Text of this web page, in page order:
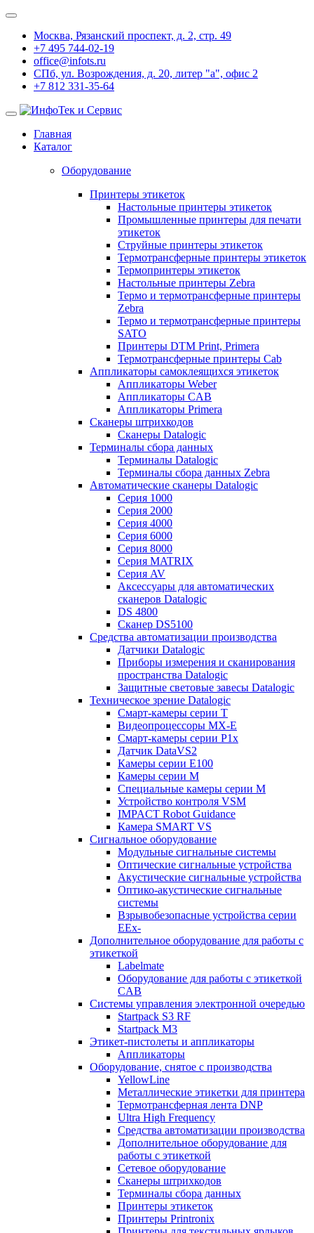
Москва, Рязанский проспект, д. 2, стр. 49
+7 495 744-02-19
office@infots.ru
СПб, ул. Возрождения, д. 20, литер "a", офис 2
+7 812 331-35-64
Главная
Каталог
Оборудование
Принтеры этикеток
Настольные принтеры этикеток
Промышленные принтеры для печати
этикеток
Струйные принтеры этикеток
Термотрансферные принтеры этикеток
Термопринтеры этикеток
Настольные принтеры Zebra
Термо и термотрансферные принтеры
Zebra
Термо и термотрансферные принтеры
SATO
Принтеры DTM Print, Primera
Термотрансферные принтеры Cab
Аппликаторы самоклеящихся этикеток
Аппликаторы Weber
Аппликаторы CAB
Аппликаторы Primera
Сканеры штрихкодов
Сканеры Datalogic
Терминалы сбора данных
Терминалы Datalogic
Терминалы сбора данных Zebra
Автоматические сканеры Datalogic
Серия 1000
Серия 2000
Серия 4000
Серия 6000
Серия 8000
Серия MATRIX
Серия AV
Аксессуары для автоматических
сканеров Datalogic
DS 4800
Сканер DS5100
Средства автоматизации производства
Датчики Datalogic
Приборы измерения и сканирования
пространства Datalogic
Защитные световые завесы Datalogic
Техническое зрение Datalogic
Смарт-камеры серии T
Видеопроцессоры MX-E
Смарт-камеры серии P1x
Датчик DataVS2
Камеры серии E100
Камеры серии M
Специальные камеры серии M
Устройство контроля VSM
IMPACT Robot Guidance
Камера SMART VS
Cигнальное оборудование
Модульные сигнальные системы
Оптические сигнальные устройства
Акустические сигнальные устройства
Оптико-акустические сигнальные
системы
Взрывобезопасные устройства серии
EEx-
Дополнительное оборудование для работы с
этикеткой
Labelmate
Оборудование для работы с этикеткой
CAB
Системы управления электронной очередью
Startpack S3 RF
Startpack M3
Этикет-пистолеты и аппликаторы
Аппликаторы
Оборудование, снятое с производства
YellowLine
Металлические этикетки для принтера
Термотрансферная лента DNP
Ultra High Frequency
Средства автоматизации производства
Дополнительное оборудование для
работы с этикеткой
Сетевое оборудование
Сканеры штрихкодов
Терминалы сбора данных
Принтеры этикеток
Принтеры Printronix